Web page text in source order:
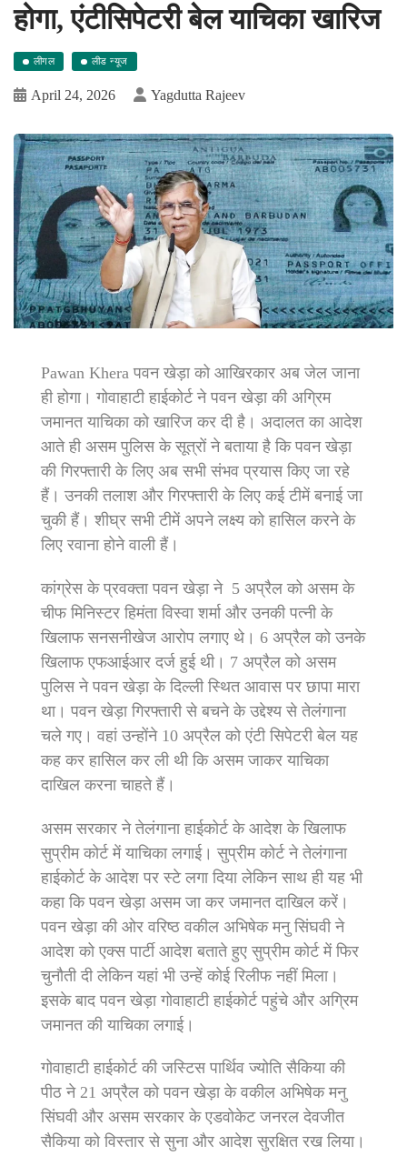
होगा, एंटीसिपेटरी बेल याचिका खारिज
लीगल लीड न्यूज
April 24, 2026 Yagdutta Rajeev
Pawan Khera पवन खेड़ा को आखिरकार अब जेल जाना
ही होगा। गोवाहाटी हाईकोर्ट ने पवन खेड़ा की अग्रिम
जमानत याचिका को खारिज कर दी है। अदालत का आदेश
आते ही असम पुलिस के सूत्रों ने बताया है कि पवन खेड़ा
की गिरफ्तारी के लिए अब सभी संभव प्रयास किए जा रहे
हैं। उनकी तलाश और गिरफ्तारी के लिए कई टीमें बनाई जा
चुकी हैं। शीघ्र सभी टीमें अपने लक्ष्य को हासिल करने के
लिए रवाना होने वाली हैं।
कांग्रेस के प्रवक्ता पवन खेड़ा ने 5 अप्रैल को असम के
चीफ मिनिस्टर हिमंता विस्वा शर्मा और उनकी पत्नी के
खिलाफ सनसनीखेज आरोप लगाए थे। 6 अप्रैल को उनके
खिलाफ एफआईआर दर्ज हुई थी। 7 अप्रैल को असम
पुलिस ने पवन खेड़ा के दिल्ली स्थित आवास पर छापा मारा
था। पवन खेड़ा गिरफ्तारी से बचने के उद्देश्य से तेलंगाना
चले गए। वहां उन्होंने 10 अप्रैल को एंटी सिपेटरी बेल यह
कह कर हासिल कर ली थी कि असम जाकर याचिका
दाखिल करना चाहते हैं।
असम सरकार ने तेलंगाना हाईकोर्ट के आदेश के खिलाफ
सुप्रीम कोर्ट में याचिका लगाई। सुप्रीम कोर्ट ने तेलंगाना
हाईकोर्ट के आदेश पर स्टे लगा दिया लेकिन साथ ही यह भी
कहा कि पवन खेड़ा असम जा कर जमानत दाखिल करें।
पवन खेड़ा की ओर वरिष्ठ वकील अभिषेक मनु सिंघवी ने
आदेश को एक्स पार्टी आदेश बताते हुए सुप्रीम कोर्ट में फिर
चुनौती दी लेकिन यहां भी उन्हें कोई रिलीफ नहीं मिला।
इसके बाद पवन खेड़ा गोवाहाटी हाईकोर्ट पहुंचे और अग्रिम
जमानत की याचिका लगाई।
गोवाहाटी हाईकोर्ट की जस्टिस पार्थिव ज्योति सैकिया की
पीठ ने 21 अप्रैल को पवन खेड़ा के वकील अभिषेक मनु
सिंघवी और असम सरकार के एडवोकेट जनरल देवजीत
सैकिया को विस्तार से सुना और आदेश सुरक्षित रख लिया।